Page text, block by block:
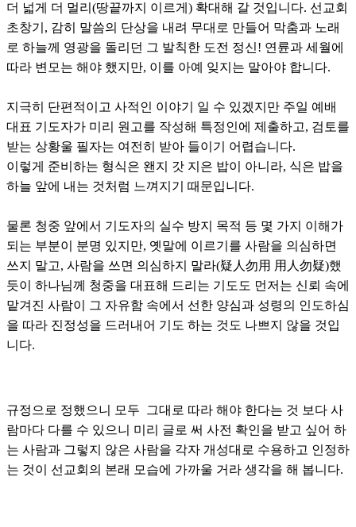
더 넓게 더 멀리(땅끝까지 이르게) 확대해 갈 것입니다. 선교회
초창기, 감히 말씀의 단상을 내려 무대로 만들어 막춤과 노래
로 하늘께 영광을 돌리던 그 발칙한 도전 정신! 연륜과 세월에
따라 변모는 해야 했지만, 이를 아예 잊지는 말아야 합니다.
지극히 단편적이고 사적인 이야기 일 수 있겠지만 주일 예배
대표 기도자가 미리 원고를 작성해 특정인에 제출하고, 검토를
받는 상황울 필자는 여전히 받아 들이기 어렵습니다.
이렇게 준비하는 형식은 왠지 갓 지은 밥이 아니라, 식은 밥을
하늘 앞에 내는 것처럼 느껴지기 때문입니다.
물론 청중 앞에서 기도자의 실수 방지 목적 등 몇 가지 이해가
되는 부분이 분명 있지만, 옛말에 이르기를 사람을 의심하면
쓰지 말고, 사람을 쓰면 의심하지 말라(疑人勿用 用人勿疑)했
듯이 하나님께 청중을 대표해 드리는 기도도 먼저는 신뢰 속에
맡겨진 사람이 그 자유함 속에서 선한 양심과 성령의 인도하심
을 따라 진정성을 드러내어 기도 하는 것도 나쁘지 않을 것입
니다.
규정으로 정했으니 모두 그대로 따라 해야 한다는 것 보다 사
람마다 다를 수 있으니 미리 글로 써 사전 확인을 받고 싶어 하
는 사람과 그렇지 않은 사람을 각자 개성대로 수용하고 인정하
는 것이 선교회의 본래 모습에 가까울 거라 생각을 해 봅니다.